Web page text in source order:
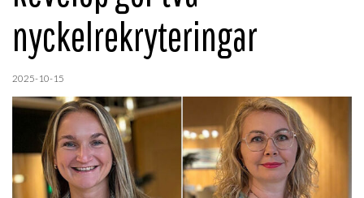
nyckelrekryteringar
2025-10-15